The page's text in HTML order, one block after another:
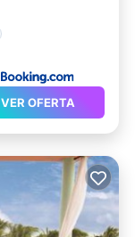
VER OFERTA